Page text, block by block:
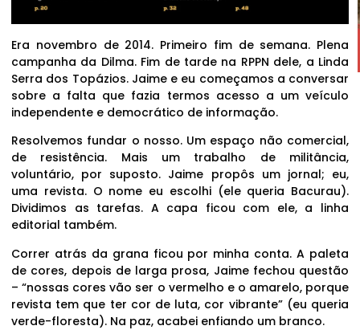
Era novembro de 2014. Primeiro fim de semana. Plena
campanha da Dilma. Fim de tarde na RPPN dele, a Linda
Serra dos Topázios. Jaime e eu começamos a conversar
sobre a falta que fazia termos acesso a um veículo
independente e democrático de informação.
Resolvemos fundar o nosso. Um espaço não comercial,
de resistência. Mais um trabalho de militância,
voluntário, por suposto. Jaime propôs um jornal; eu,
uma revista. O nome eu escolhi (ele queria Bacurau).
Dividimos as tarefas. A capa ficou com ele, a linha
editorial também.
Correr atrás da grana ficou por minha conta. A paleta
de cores, depois de larga prosa, Jaime fechou questão
– “nossas cores vão ser o vermelho e o amarelo, porque
revista tem que ter cor de luta, cor vibrante” (eu queria
verde-floresta). Na paz, acabei enfiando um branco.